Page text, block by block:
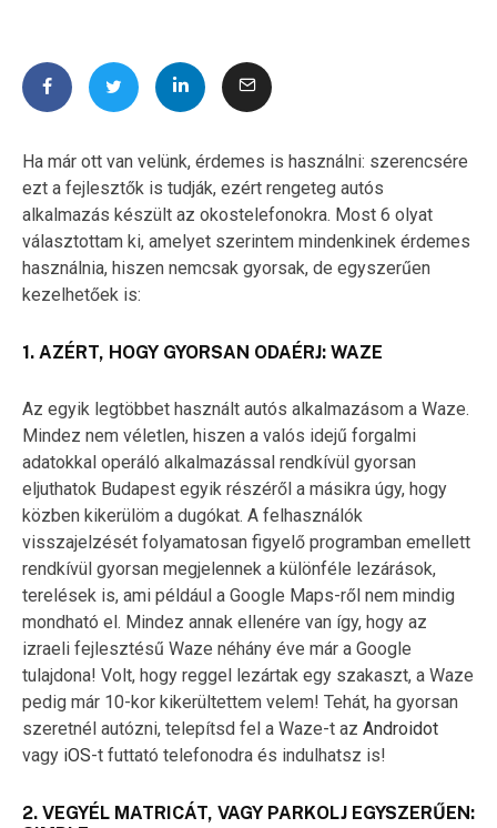
Ha már ott van velünk, érdemes is használni: szerencsére
ezt a fejlesztők is tudják, ezért rengeteg autós
alkalmazás készült az okostelefonokra. Most 6 olyat
választottam ki, amelyet szerintem mindenkinek érdemes
használnia, hiszen nemcsak gyorsak, de egyszerűen
kezelhetőek is:
1. AZÉRT, HOGY GYORSAN ODAÉRJ: WAZE
Az egyik legtöbbet használt autós alkalmazásom a Waze.
Mindez nem véletlen, hiszen a valós idejű forgalmi
adatokkal operáló alkalmazással rendkívül gyorsan
eljuthatok Budapest egyik részéről a másikra úgy, hogy
közben kikerülöm a dugókat. A felhasználók
visszajelzését folyamatosan figyelő programban emellett
rendkívül gyorsan megjelennek a különféle lezárások,
terelések is, ami például a Google Maps-ről nem mindig
mondható el. Mindez annak ellenére van így, hogy az
izraeli fejlesztésű Waze néhány éve már a Google
tulajdona! Volt, hogy reggel lezártak egy szakaszt, a Waze
pedig már 10-kor kikerültettem velem! Tehát, ha gyorsan
szeretnél autózni, telepítsd fel a Waze-t az Androidot
vagy iOS-t futtató telefonodra és indulhatsz is!
2. VEGYÉL MATRICÁT, VAGY PARKOLJ EGYSZERŰEN: